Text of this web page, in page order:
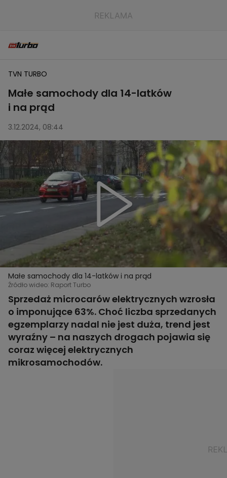
TVN TURBO
Małe samochody dla 14-latków
i na prąd
3.12.2024, 08:44
Małe samochody dla 14-latków i na prąd
Źródło wideo: Raport Turbo
Sprzedaż microcarów elektrycznych wzrosła
o imponujące 63%. Choć liczba sprzedanych
egzemplarzy nadal nie jest duża, trend jest
wyraźny – na naszych drogach pojawia się
coraz więcej elektrycznych
mikrosamochodów.